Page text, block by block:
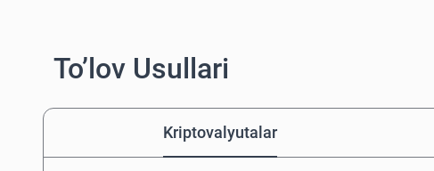
To’lov Usullari
Kriptovalyutalar